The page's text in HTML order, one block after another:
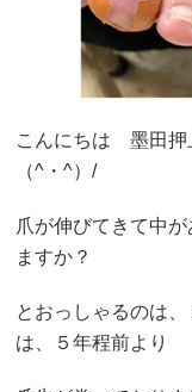
こんにちは 墨田
（^・^）/
爪が伸びてきて中
ますか？
とおっしゃるのは
は、５年程前より